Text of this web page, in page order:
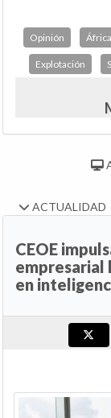
Opinión África
Explotación
ACTUALIDAD
CEOE
empresarial
en